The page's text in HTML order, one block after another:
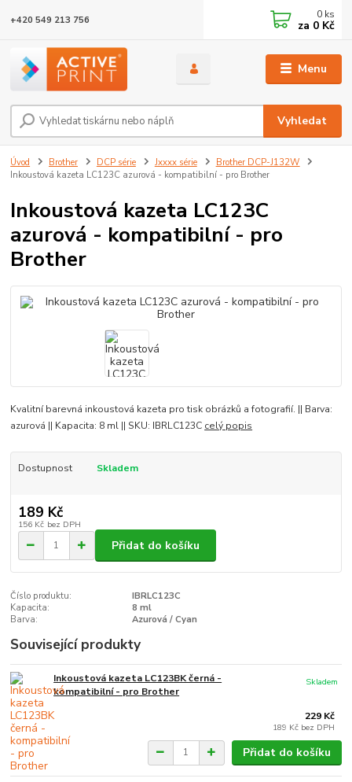
Menu
Vyhledat
+420 549 213 756 0 ks
za 0 Kč
Úvod Brother DCP série Jxxxx série
Brother DCP-J132W
Inkoustová kazeta LC123C azurová - kompatibilní - pro Brother
Inkoustová kazeta LC123C
azurová - kompatibilní - pro
Brother
Kvalitní barevná inkoustová kazeta pro tisk obrázků a fotografií. || Barva:
azurová || Kapacita: 8 ml || SKU: IBRLC123C celý popis
Dostupnost Skladem
189 Kč
156 Kč bez DPH
Přidat do košíku
Číslo produktu:
IBRLC123C
Kapacita:
8 ml
Barva:
Azurová / Cyan
Související produkty
Inkoustová kazeta LC123BK černá -
kompatibilní - pro Brother
229 Kč
189 Kč bez DPH
Skladem
Přidat do košíku